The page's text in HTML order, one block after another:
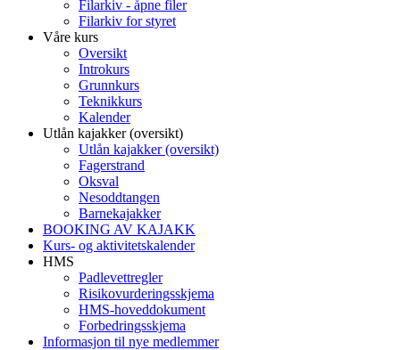
Filarkiv - åpne filer
Filarkiv for styret
Våre kurs
Oversikt
Introkurs
Grunnkurs
Teknikkurs
Kalender
Utlån kajakker (oversikt)
Utlån kajakker (oversikt)
Fagerstrand
Oksval
Nesoddtangen
Barnekajakker
BOOKING AV KAJAKK
Kurs- og aktivitetskalender
HMS
Padlevettregler
Risikovurderingsskjema
HMS-hoveddokument
Forbedringsskjema
Informasjon til nye medlemmer